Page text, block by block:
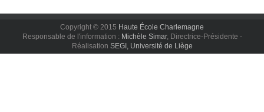
Copyright © 2015 Haute École Charlemagne
Responsable de l'information : Michèle Simar, Directrice-Présidente -
Réalisation SEGI, Université de Liège